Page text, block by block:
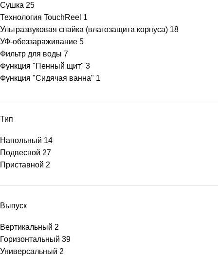
Сушка 25
Технология TouchReel 1
Ультразвуковая спайка (влагозащита корпуса) 18
УФ-обеззараживание 5
Фильтр для воды 7
Функция "Пенный щит" 3
Функция "Сидячая ванна" 1
Тип
Напольный 14
Подвесной 27
Приставной 2
Выпуск
Вертикальный 2
Горизонтальный 39
Универсальный 2